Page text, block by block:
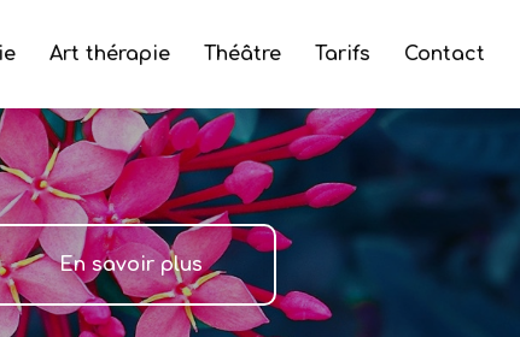
Art thérapie Théâtre Tarifs Contact
En savoir plus